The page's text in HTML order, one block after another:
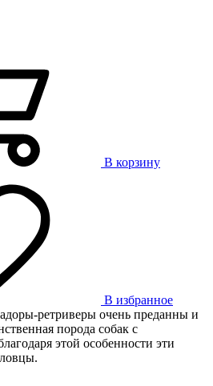
В корзину
В избранное
ретриверы очень преданны и
порода собак с
этой особенности эти